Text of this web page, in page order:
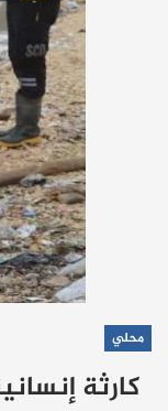
محلي
كارثة